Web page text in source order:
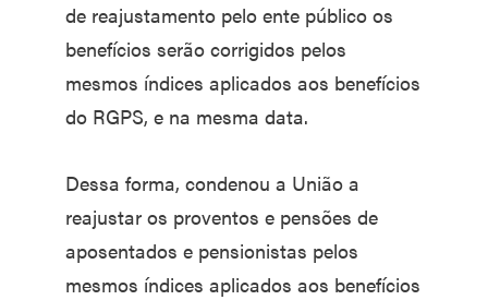
de reajustamento pelo ente público os
benefícios serão corrigidos pelos
mesmos índices aplicados aos benefícios
do RGPS, e na mesma data.
Dessa forma, condenou a União a
reajustar os proventos e pensões de
aposentados e pensionistas pelos
mesmos índices aplicados aos benefícios